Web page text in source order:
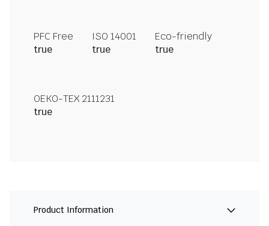
PFC Free
true
ISO 14001
true
Eco-friendly
true
OEKO-TEX 2111231
true
Product Information